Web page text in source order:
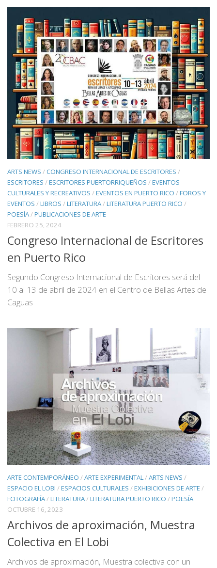
ARTS NEWS /CONGRESO INTERNACIONAL DE ESCRITORES /
ESCRITORES /ESCRITORES PUERTORRIQUEÑOS /EVENTOS
CULTURALES Y RECREATIVOS /EVENTOS EN PUERTO RICO /FOROS Y
EVENTOS /LIBROS /LITERATURA/LITERATURA PUERTO RICO /
POESÍA/PUBLICACIONES DE ARTE
FEBRERO 25, 2024
Congreso Internacional de Escritores
en Puerto Rico
Segundo Congreso Internacional de Escritores será del
10 al 13 de abril de 2024 en el Centro de Bellas Artes de
Caguas
ARTE CONTEMPORÁNEO /ARTE EXPERIMENTAL/ARTS NEWS /
ESPACIO EL LOBI /ESPACIOS CULTURALES /EXHIBICIONES DE ARTE /
FOTOGRAFÍA/LITERATURA/LITERATURA PUERTO RICO /POESÍA
OCTUBRE 16, 2023
Archivos de aproximación, Muestra
Colectiva en El Lobi
Archivos de aproximación, Muestra colectiva con un